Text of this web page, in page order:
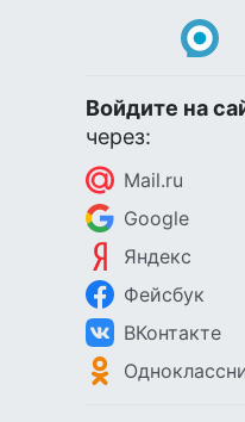
Войдите на
через:
Mail.ru
Google
Яндекс
Фейсбук
ВКонтакте